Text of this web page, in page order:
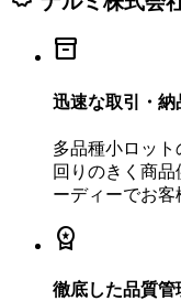
inventory_2
迅速な取引・納
多品種小ロッ
回りのきく商
ーディーでお客
workspace_premium
徹底した品質管